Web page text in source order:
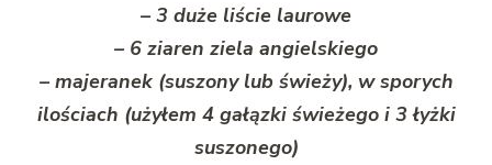
– 3 duże liście laurowe
– 6 ziaren ziela angielskiego
– majeranek (suszony lub świeży), w sporych
ilościach (użyłem 4 gałązki świeżego i 3 łyżki
suszonego)